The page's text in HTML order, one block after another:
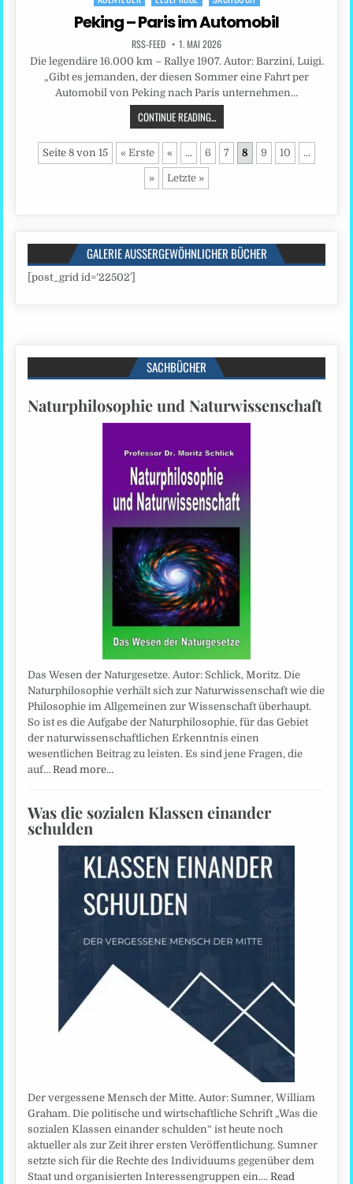
in
Peking – Paris im Automobil
RSS-FEED 1. MAI 2026
Die legendäre 16.000 km – Rallye 1907. Autor: Barzini, Luigi.
„Gibt es jemanden, der diesen Sommer eine Fahrt per
Automobil von Peking nach Paris unternehmen…
CONTINUE READING...
Seite 8 von 15 « Erste « ... 6 7 8 9 10 ...
» Letzte »
GALERIE AUSSERGEWÖHNLICHER BÜCHER
[post_grid id=’22502′]
SACHBÜCHER
Naturphilosophie und Naturwissenschaft
Das Wesen der Naturgesetze. Autor: Schlick, Moritz. Die
Naturphilosophie verhält sich zur Naturwissenschaft wie die
Philosophie im Allgemeinen zur Wissenschaft überhaupt.
So ist es die Aufgabe der Naturphilosophie, für das Gebiet
der naturwissenschaftlichen Erkenntnis einen
wesentlichen Beitrag zu leisten. Es sind jene Fragen, die
auf…Read more…
Was die sozialen Klassen einander
schulden
Der vergessene Mensch der Mitte. Autor: Sumner, William
Graham. Die politische und wirtschaftliche Schrift „Was die
sozialen Klassen einander schulden“ ist heute noch
aktueller als zur Zeit ihrer ersten Veröffentlichung. Sumner
setzte sich für die Rechte des Individuums gegenüber dem
Staat und organisierten Interessengruppen ein.…Read